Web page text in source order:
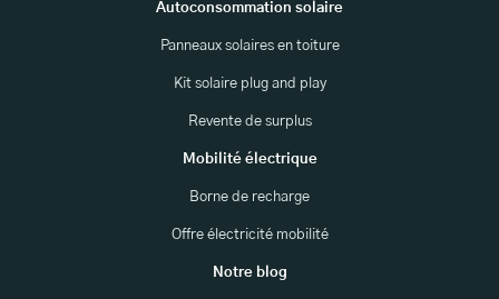
Autoconsommation solaire
Panneaux solaires en toiture
Kit solaire plug and play
Revente de surplus
Mobilité électrique
Borne de recharge
Offre électricité mobilité
Notre blog